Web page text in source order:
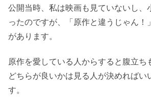
公開当時、私は映画も見ていないし、
ったのですが、「原作と違うじゃん！
があります。
原作を愛している人からすると腹立ち
どちらが良いかは見る人が決めればい
す。